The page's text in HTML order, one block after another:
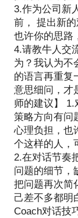
3.作为公司新
前， 提出新
也许你的思路
4.请教牛人交
为？我认为不
的语言再重复
意思细问，才
师的建议】 1.
策略方向有问
心理负担，也
个这样的人，
2.在对话节奏
问题的细节，
把问题再次简
己差不多都明
Coach对话技